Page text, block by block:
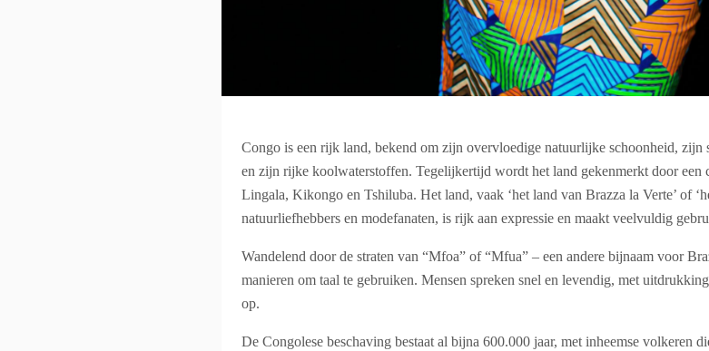
Congo is een rijk land, bekend om zijn overvloedige natuurlijke schoonheid,
en zijn rijke koolwaterstoffen. Tegelijkertijd wordt het land gekenmerkt door een
Lingala, Kikongo en Tshiluba. Het land, vaak ‘het land van Brazza la Verte’ of
natuurliefhebbers en modefanaten, is rijk aan expressie en maakt veelvuldig
Wandelend door de straten van “Mfoa” of “Mfua” – een andere bijnaam voor
manieren om taal te gebruiken. Mensen spreken snel en levendig, met
op.
De Congolese beschaving bestaat al bijna 600.000 jaar, met inheemse volkeren